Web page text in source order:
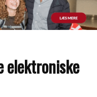
elektroniske